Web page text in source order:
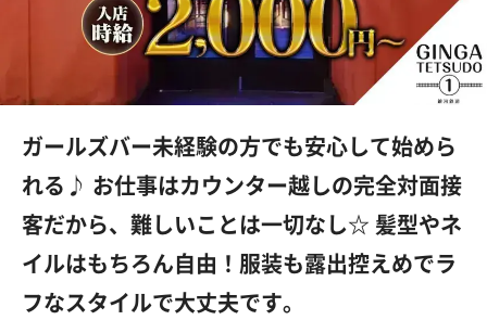
ガールズバー未経験の方でも安心して始めら
れる♪ お仕事はカウンター越しの完全対面接
客だから、難しいことは一切なし☆ 髪型やネ
イルはもちろん自由！服装も露出控えめでラ
フなスタイルで大丈夫です。